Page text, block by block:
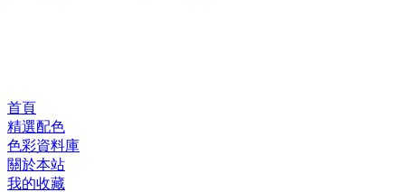
首頁
精選配色
色彩資料庫
關於本站
我的收藏